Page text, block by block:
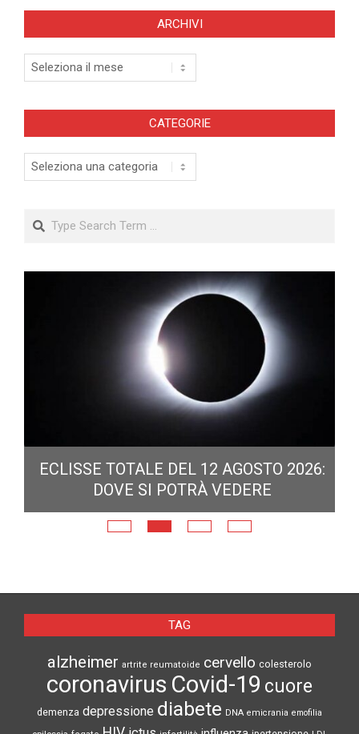
ARCHIVI
Archivi
CATEGORIE
Categorie
Search
ECLISSE TOTALE DEL 12 AGOSTO 2026:
DOVE SI POTRÀ VEDERE
TAG
alzheimer artrite reumatoide cervello colesterolo
coronavirus Covid-19 cuore
demenza depressione diabete DNA emicrania emofilia